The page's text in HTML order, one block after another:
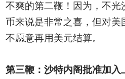
不爽的第二鞭！因为，不
币来说是非常之喜，但对
不愿意再用美元结算。
第三鞭：沙特内阁批准加入